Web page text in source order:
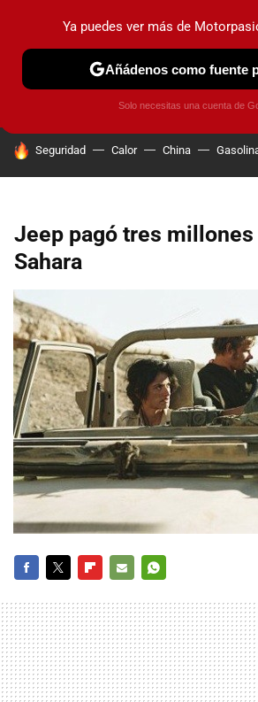
PRUEBAS COCHES ELÉCTRICOS
HOY SE HABLA DE
Seguridad Calor China
Jeep pagó tres
Sahara
MAIL
Ya puedes ver más de
Añádenos como fuente
Solo necesitas una cuenta de